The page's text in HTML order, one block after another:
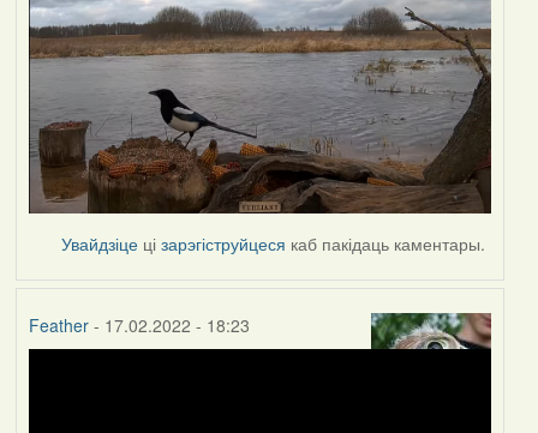
Увайдзіце цізарэгіструйцеся каб пакідаць каментары.
Feather- 17.02.2022 - 18:23